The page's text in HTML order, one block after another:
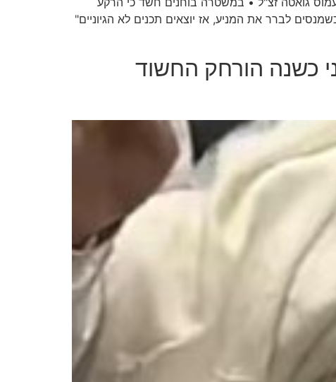
לברר את המניע, אז יוצאים תכנים לא הגיוניים"
כשנה הורחק החשוד